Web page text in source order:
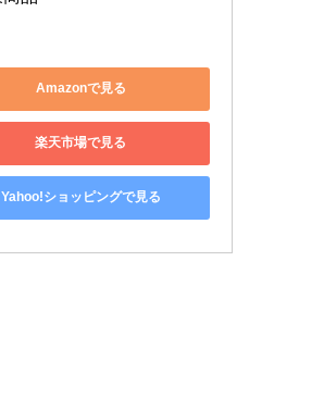
Amazonで見る
楽天市場で見る
Yahoo!ショッピングで見る